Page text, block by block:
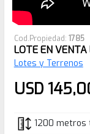
Cod.Propiedad: 1785
LOTE EN VENTA
Lotes y Terrenos
USD
1200